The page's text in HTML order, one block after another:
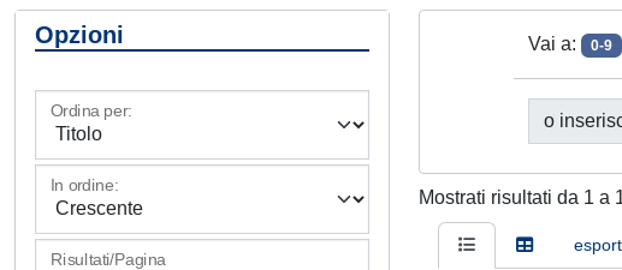
Opzioni
Ordina per:
In ordine:
Risultati/Pagina
Vai a: 0-9
o
Mostrati risultati da 1 a